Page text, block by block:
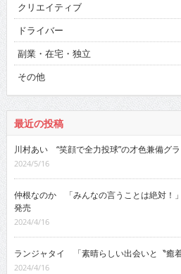
クリエイティブ
ドライバー
副業・在宅・独立
その他
最近の投稿
川村あい “笑顔で全力投球”の才色兼備グ
2024/5/16
仲根なのか 「みんなの言うことは絶対！
発売
2024/4/16
ランジャタイ 「素晴らしい出会いと〝癒
2024/4/16